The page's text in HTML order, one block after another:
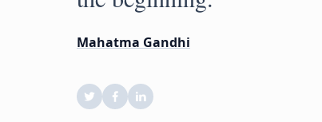
Mahatma Gandhi